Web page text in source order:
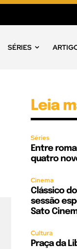
SÉRIES
Leia
Séries
Entre
quatro
Cinema
Clássico
sessão
Sato
Cultura
Praça da